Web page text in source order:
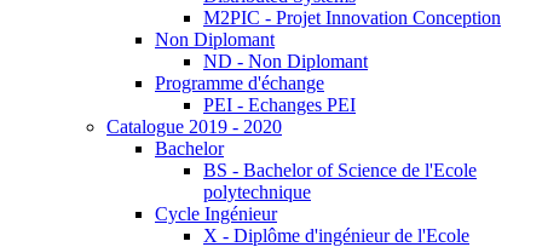
M2PIC - Projet Innovation Conception
Non Diplomant
ND - Non Diplomant
Programme d'échange
PEI - Echanges PEI
Catalogue 2019 - 2020
Bachelor
BS - Bachelor of Science de l'Ecole
polytechnique
Cycle Ingénieur
X - Diplôme d'ingénieur de l'Ecole